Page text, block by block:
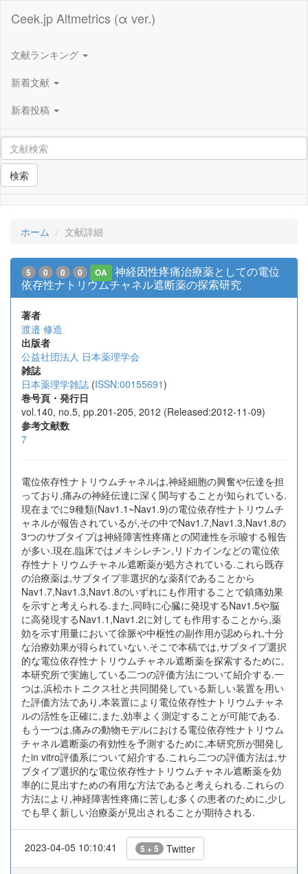
Ceek.jp Altmetrics (α ver.)
文献ランキング
新着文献
新着投稿
検索
ホーム 文献詳細
5 0 0 0 OA
神経因性疼痛治療薬としての電位
依存性ナトリウムチャネル遮断薬の探索研究
著者
渡邉 修造
出版者
公益社団法人 日本薬理学会
雑誌
日本薬理学雑誌 (ISSN:00155691)
巻号頁・発行日
vol.140, no.5, pp.201-205, 2012 (Released:2012-11-09)
参考文献数
7
電位依存性ナトリウムチャネルは,神経細胞の興奮や伝達を担
っており,痛みの神経伝達に深く関与することが知られている.
現在までに9種類(Nav1.1~Nav1.9)の電位依存性ナトリウムチ
ャネルが報告されているが,その中でNav1.7,Nav1.3,Nav1.8の
3つのサブタイプは神経障害性疼痛との関連性を示唆する報告
が多い.現在,臨床ではメキシレチン,リドカインなどの電位依
存性ナトリウムチャネル遮断薬が処方されている.これら既存
の治療薬は,サブタイプ非選択的な薬剤であることから
Nav1.7,Nav1.3,Nav1.8のいずれにも作用することで鎮痛効果
を示すと考えられる.また,同時に心臓に発現するNav1.5や脳
に高発現するNav1.1,Nav1.2に対しても作用することから,薬
効を示す用量において徐脈や中枢性の副作用が認められ,十分
な治療効果が得られていない.そこで本稿では,サブタイプ選択
的な電位依存性ナトリウムチャネル遮断薬を探索するために,
本研究所で実施している二つの評価方法について紹介する.一
つは,浜松ホトニクス社と共同開発している新しい装置を用い
た評価方法であり,本装置により電位依存性ナトリウムチャネ
ルの活性を正確に,また,効率よく測定することが可能である.
もう一つは,痛みの動物モデルにおける電位依存性ナトリウム
チャネル遮断薬の有効性を予測するために,本研究所が開発し
たin vitro評価系について紹介する.これら二つの評価方法は,サ
ブタイプ選択的な電位依存性ナトリウムチャネル遮断薬を効
率的に見出すための有用な方法であると考えられる.これらの
方法により,神経障害性疼痛に苦しむ多くの患者のために,少し
でも早く新しい治療薬が見出されることが期待される.
2023-04-05 10:10:41 5 + 5 Twitter